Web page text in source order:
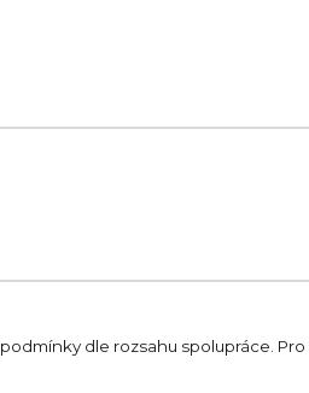
dle rozsahu spolupráce.